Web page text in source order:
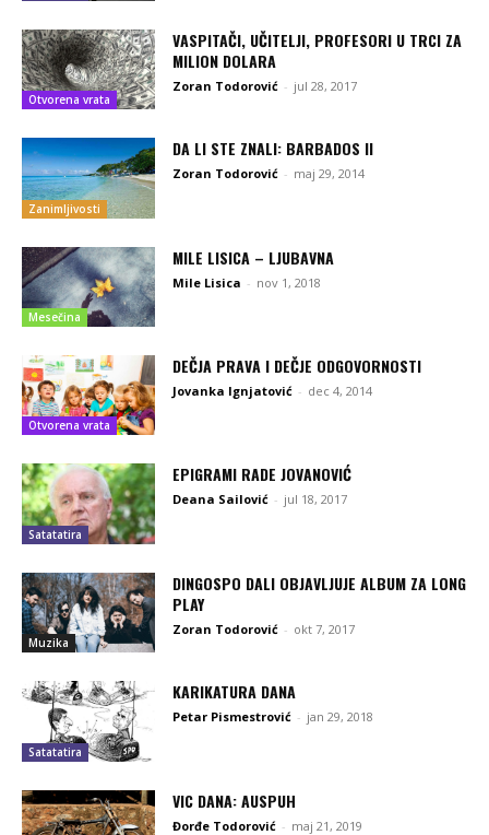
Otvorena vrata
VASPITAČI, UČITELJI, PROFESORI U TRCI ZA
MILION DOLARA
Zoran Todorović - jul 28, 2017
Zanimljivosti
DA LI STE ZNALI: BARBADOS II
Zoran Todorović - maj 29, 2014
Mesečina
MILE LISICA – LJUBAVNA
Mile Lisica - nov 1, 2018
Otvorena vrata
DEČJA PRAVA I DEČJE ODGOVORNOSTI
Jovanka Ignjatović - dec 4, 2014
Satatatira
EPIGRAMI RADE JOVANOVIĆ
Deana Sailović - jul 18, 2017
Muzika
DINGOSPO DALI OBJAVLJUJE ALBUM ZA LONG
PLAY
Zoran Todorović - okt 7, 2017
Satatatira
KARIKATURA DANA
Petar Pismestrović - jan 29, 2018
VIC DANA: AUSPUH
Đorđe Todorović - maj 21, 2019